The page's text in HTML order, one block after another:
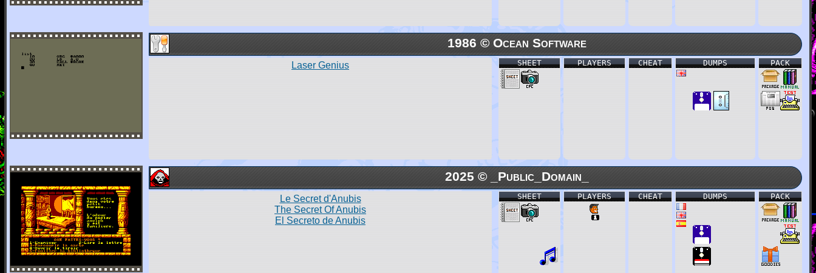
1986 © Ocean Software
Laser Genius PACK
DUMPS
CHEAT
PLAYERS
SHEET
2025 © _Public_Domain_
Le Secret d'Anubis
The Secret Of Anubis
El Secreto de Anubis
PACK
DUMPS
CHEAT
PLAYERS
SHEET